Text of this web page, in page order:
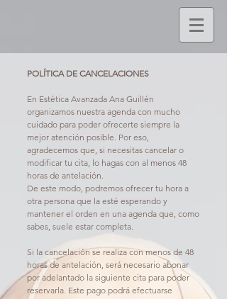
POLÍTICA DE CANCELACIONES
En Estética Avanzada Ana Guillén
organizamos nuestra agenda con mucho
cuidado para poder ofrecerte siempre la
mejor atención posible. Por eso,
agradecemos que, si necesitas cancelar o
modificar tu cita, lo hagas con al menos 48
horas de antelación.
De este modo, podremos ofrecer tu hora a
otra persona que la esté esperando y
mantener el orden en una agenda que, como
sabes, suele estar completa.
Si la cancelación se realiza con menos de 48
horas de antelación, será necesario abonar
por adelantado la siguiente cita para poder
reservarla. Este pago podrá efectuarse